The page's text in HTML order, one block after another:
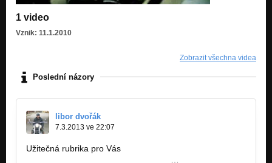
1 video
Vznik: 11.1.2010
Zobrazit všechna videa
Poslední názory
libor dvořák
7.3.2013 ve 22:07
Užitečná rubrika pro Vás